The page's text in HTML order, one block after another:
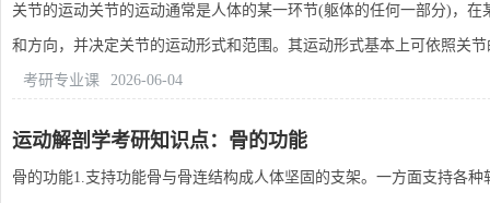
关节的运动关节的运动通常是人体的某一环节(躯体的任何一部分)，
和方向，并决定关节的运动形式和范围。其运动形式基本上可依照关
考研专业课 2026-06-04
运动解剖学考研知识点：骨的功能
骨的功能1.支持功能骨与骨连结构成人体坚固的支架。一方面支持各